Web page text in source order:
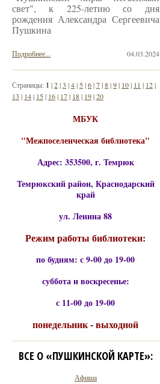
свет", к 225-летию со дня
рождения Александра Сергеевича
Пушкина
04.03.2024
Подробнее...
Страницы: 1 |2|3 |4| 5|6|7|8|9| 10| 11 | 12|
13 | 14| 15| 16| 17| 18| 19|20
МБУК
"Межпоселенческая библиотека"
Адрес: 353500, г. Темрюк
Темрюкский район, Краснодарский
край
ул. Ленина 88
Режим работы библиотеки:
по будням: с 9-00 до 19-00
суббота и воскресенье:
с 11-00 до 19-00
понедельник - выходной
ВСЕ О «ПУШКИНСКОЙ КАРТЕ»:
Афиша